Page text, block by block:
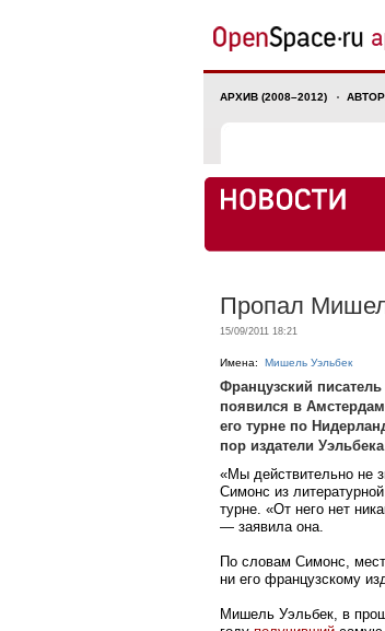
АРХИВ (2008–2012)
Пропал
15/09/2011 18:21
Имена: Мишель Уэльбек
Французский
появился в
его турне по
пор издатели
​«Мы действительно не
Симонс из
турне. «От него нет
— заявила она.
По словам Симонс,
ни его французскому
Мишель Уэльбек, в